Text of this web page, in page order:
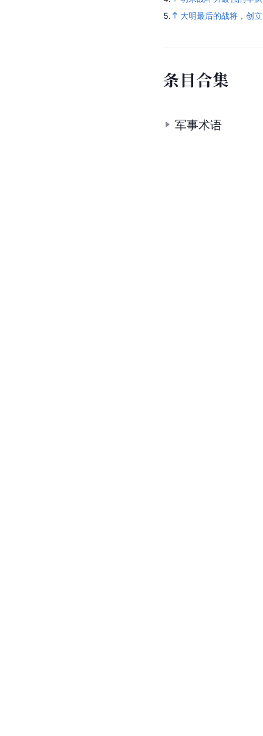
5.
大明最后的战将，创
条目合集
军事术语